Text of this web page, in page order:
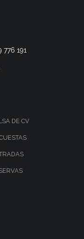
776 191
DE CV